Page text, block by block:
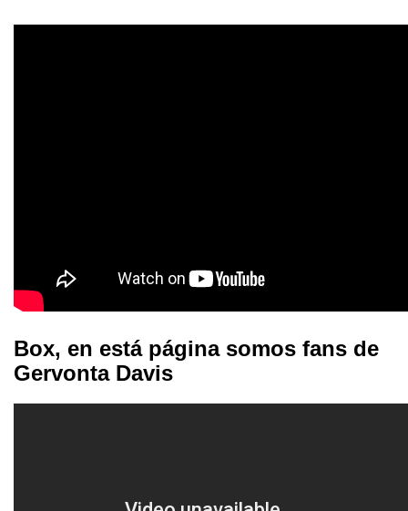
Box, en está página somos fans de
Gervonta Davis